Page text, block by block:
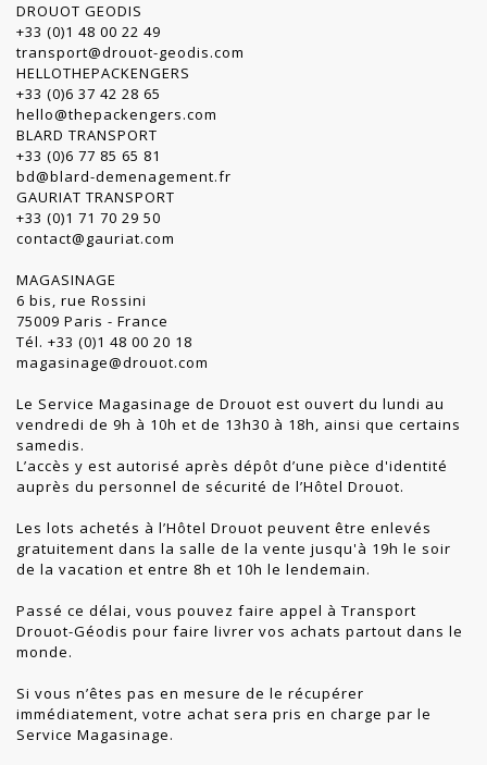
DROUOT GEODIS
+33 (0)1 48 00 22 49
transport@drouot-geodis.com
HELLOTHEPACKENGERS
+33 (0)6 37 42 28 65
hello@thepackengers.com
BLARD TRANSPORT
+33 (0)6 77 85 65 81
bd@blard-demenagement.fr
GAURIAT TRANSPORT
+33 (0)1 71 70 29 50
contact@gauriat.com
MAGASINAGE
6 bis, rue Rossini
75009 Paris - France
Tél. +33 (0)1 48 00 20 18
magasinage@drouot.com
Le Service Magasinage de Drouot est ouvert du lundi au
vendredi de 9h à 10h et de 13h30 à 18h, ainsi que certains
samedis.
L’accès y est autorisé après dépôt d’une pièce d'identité
auprès du personnel de sécurité de l’Hôtel Drouot.
Les lots achetés à l’Hôtel Drouot peuvent être enlevés
gratuitement dans la salle de la vente jusqu'à 19h le soir
de la vacation et entre 8h et 10h le lendemain.
Passé ce délai, vous pouvez faire appel à Transport
Drouot-Géodis pour faire livrer vos achats partout dans le
monde.
Si vous n’êtes pas en mesure de le récupérer
immédiatement, votre achat sera pris en charge par le
Service Magasinage.